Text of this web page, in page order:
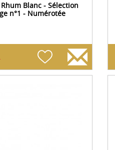
Rhum Blanc - Sélection
n°1 - Numérotée